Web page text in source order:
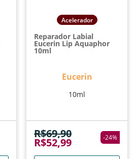
Acelerador
Reparador Labial
Eucerin Lip Aquaphor
10ml
Eucerin
10ml
R$69,90
R$52,99 -24%